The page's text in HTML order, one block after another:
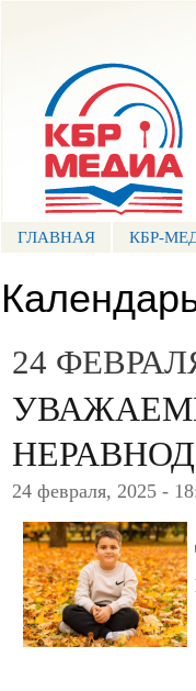
ГЛАВНАЯ КБР-
24
24 февраля, 2025 -